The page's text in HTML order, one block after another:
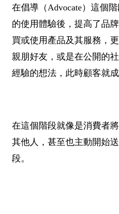
在倡導（Advocate）這個
的使用體驗後，提高了品
買或使用產品及其服務，
親朋好友，或是在公開的
經驗的想法，此時顧客就
在這個階段就像是消費者
其他人，甚至也主動開始
段。